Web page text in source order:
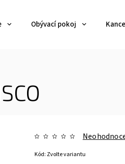
Obývací pokoj
Kód: Zvolte variantu